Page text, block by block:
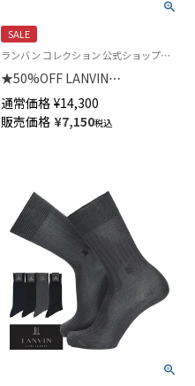
SALE
ランバン コレクション 公式ショップ＜トップスのみ＞
★50%OFF LANVIN
COLLECTION 中綿二ットキル
ト ベスト 半纏 はんてん 羽織 メ
ンズ 54428057
通常価格 ¥14,300
販売価格 ¥7,150税込